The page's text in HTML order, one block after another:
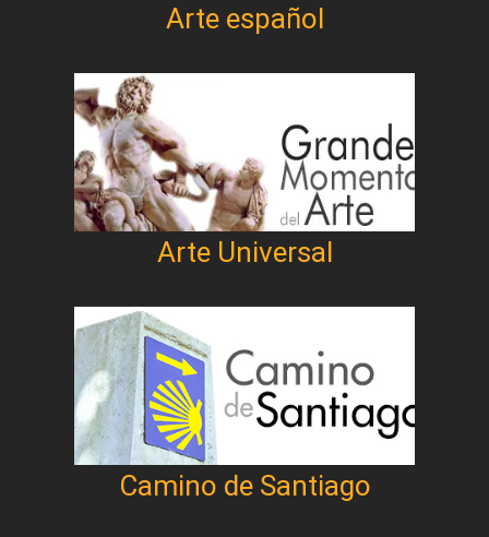
Arte español
Arte Universal
Camino de Santiago